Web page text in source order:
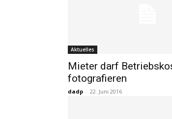
Aktuelles
Mieter darf
fotografieren
dadp - 22. Juni 2016